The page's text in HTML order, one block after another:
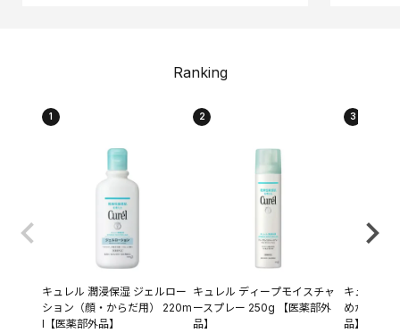
Ranking
1
キュレル 潤浸保湿 ジェルロー
ション（顔・からだ用） 220m
l【医薬部外品】
2
キュレル ディープモイスチャ
ースプレー 250g 【医薬部外
品】
3
キュレル
めかえ用
品】